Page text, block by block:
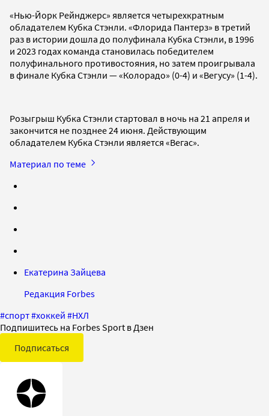
«Нью-Йорк Рейнджерс» является четырехкратным
обладателем Кубка Стэнли. «Флорида Пантерз» в третий
раз в истории дошла до полуфинала Кубка Стэнли, в 1996
и 2023 годах команда становилась победителем
полуфинального противостояния, но затем проигрывала
в финале Кубка Стэнли — «Колорадо» (0-4) и «Вегусу» (1-4).
Розыгрыш Кубка Стэнли стартовал в ночь на 21 апреля и
закончится не позднее 24 июня. Действующим
обладателем Кубка Стэнли является «Вегас».
Материал по теме
Екатерина Зайцева
Редакция Forbes
#спорт#хоккей #НХЛ
Подпишитесь на Forbes Sport в Дзен
Подписаться